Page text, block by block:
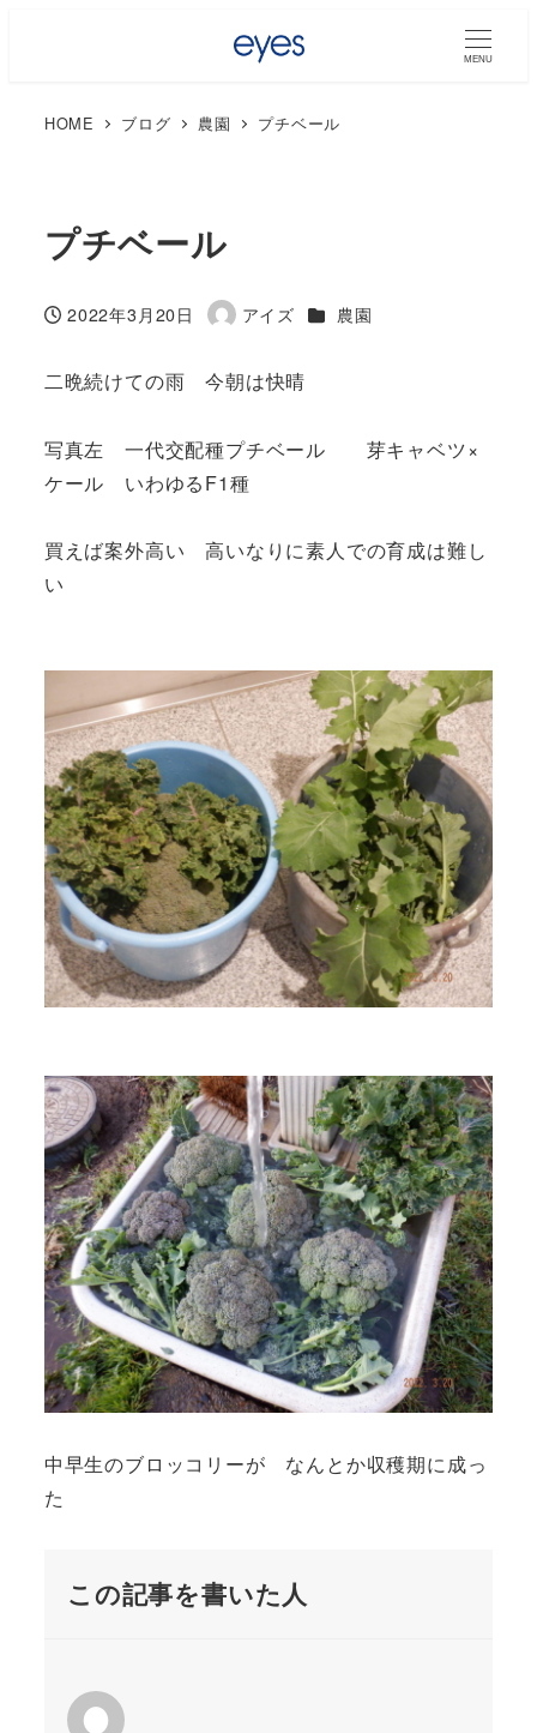
MENU
HOME ブログ 農園 プチベール
プチベール
投稿日
2022年3月20日
著
アイズ カテゴリー
農園
二晩続けての雨 今朝は快晴
写真左 一代交配種プチベール 芽キャベツ×
ケール いわゆるF1種
買えば案外高い 高いなりに素人での育成は難し
い
中早生のブロッコリーが なんとか収穫期に成っ
た
この記事を書いた人